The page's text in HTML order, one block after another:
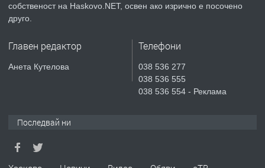
ПРЕДЛАГА
Продавам парцел в гр. Хасково кв.
СГЛОБЯВАНЕ НА МЕБЕЛИ.
ПРЕДЛАГА
собственост на Haskovo.NET, освен ако изрично е посочено
друго.
Главен редактор
Анета Кутелова
Телефони
038 536 277
038 536 555
038 536 554 - Реклама
Последвай ни